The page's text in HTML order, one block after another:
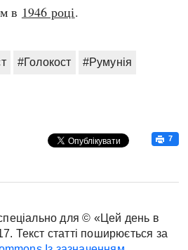
в 1946 році.
#Голокост #Румунія
7
для © «Цей день в
Текст статті поширюється за